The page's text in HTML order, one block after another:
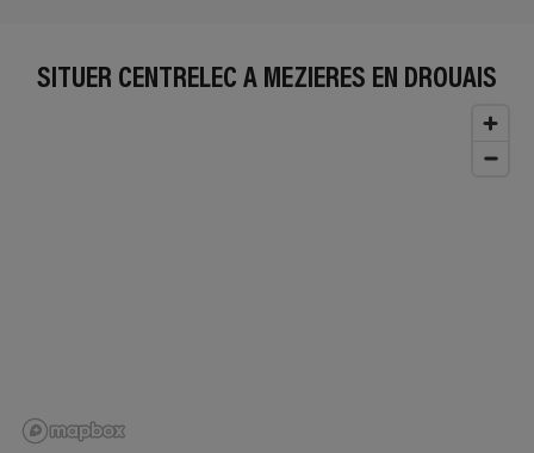
SITUER CENTRELEC À MEZIERES EN DROUAIS